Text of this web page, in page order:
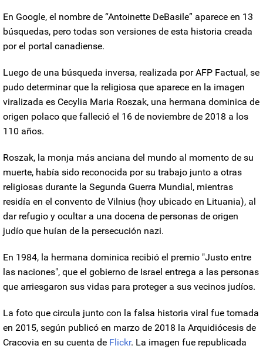
En Google, el nombre de “Antoinette DeBasile” aparece en 13
búsquedas, pero todas son versiones de esta historia creada
por el portal canadiense.
Luego de una búsqueda inversa, realizada por AFP Factual, se
pudo determinar que la religiosa que aparece en la imagen
viralizada es Cecylia Maria Roszak, una hermana dominica de
origen polaco que falleció el 16 de noviembre de 2018 a los
110 años.
Roszak, la monja más anciana del mundo al momento de su
muerte, había sido reconocida por su trabajo junto a otras
religiosas durante la Segunda Guerra Mundial, mientras
residía en el convento de Vilnius (hoy ubicado en Lituania), al
dar refugio y ocultar a una docena de personas de origen
judío que huían de la persecución nazi.
En 1984, la hermana dominica recibió el premio "Justo entre
las naciones", que el gobierno de Israel entrega a las personas
que arriesgaron sus vidas para proteger a sus vecinos judíos.
La foto que circula junto con la falsa historia viral fue tomada
en 2015, según publicó en marzo de 2018 la Arquidiócesis de
Cracovia en su cuenta de Flickr. La imagen fue republicada